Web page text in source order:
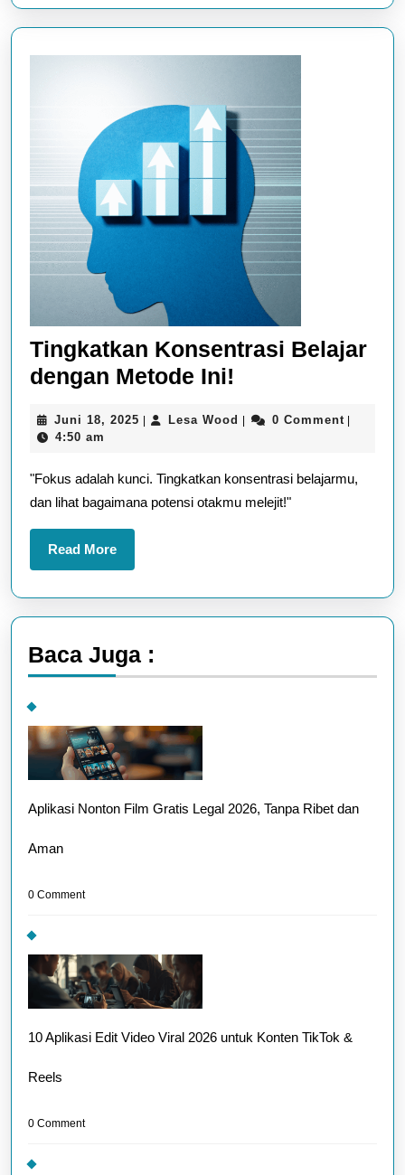
Tingkatkan Konsentrasi Belajar
dengan Metode Ini!
Belajar
Metode
Ini!
Juni 18, 2025 Juni
| Lesa Wood Lesa
| 0 Comment |
4:50 am
"Fokus adalah kunci. Tingkatkan konsentrasi belajarmu,
dan lihat bagaimana potensi otakmu melejit!"
Read MoreRead
More
Baca Juga :
Aplikasi Nonton Film Gratis Legal 2026, Tanpa Ribet dan
Aman
0 Comment
10 Aplikasi Edit Video Viral 2026 untuk Konten TikTok &
Reels
0 Comment